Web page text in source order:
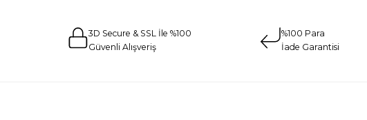
3D Secure & SSL İle %100
Güvenli Alışveriş
%100 Para
İade Garantisi